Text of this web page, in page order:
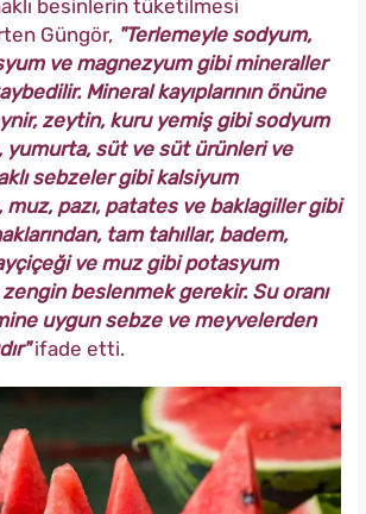
besinlerin tüketilmesi
Güngör, "Terlemeyle sodyum,
ve magnezyum gibi mineraller
Mineral kayıplarının önüne
zeytin, kuru yemiş gibi sodyum
yumurta, süt ve süt ürünleri ve
sebzeler gibi kalsiyum
muz, pazı, patates ve baklagiller gibi
tam tahıllar, badem,
ve muz gibi potasyum
beslenmek gerekir. Su oranı
uygun sebze ve meyvelerden
ifade etti.